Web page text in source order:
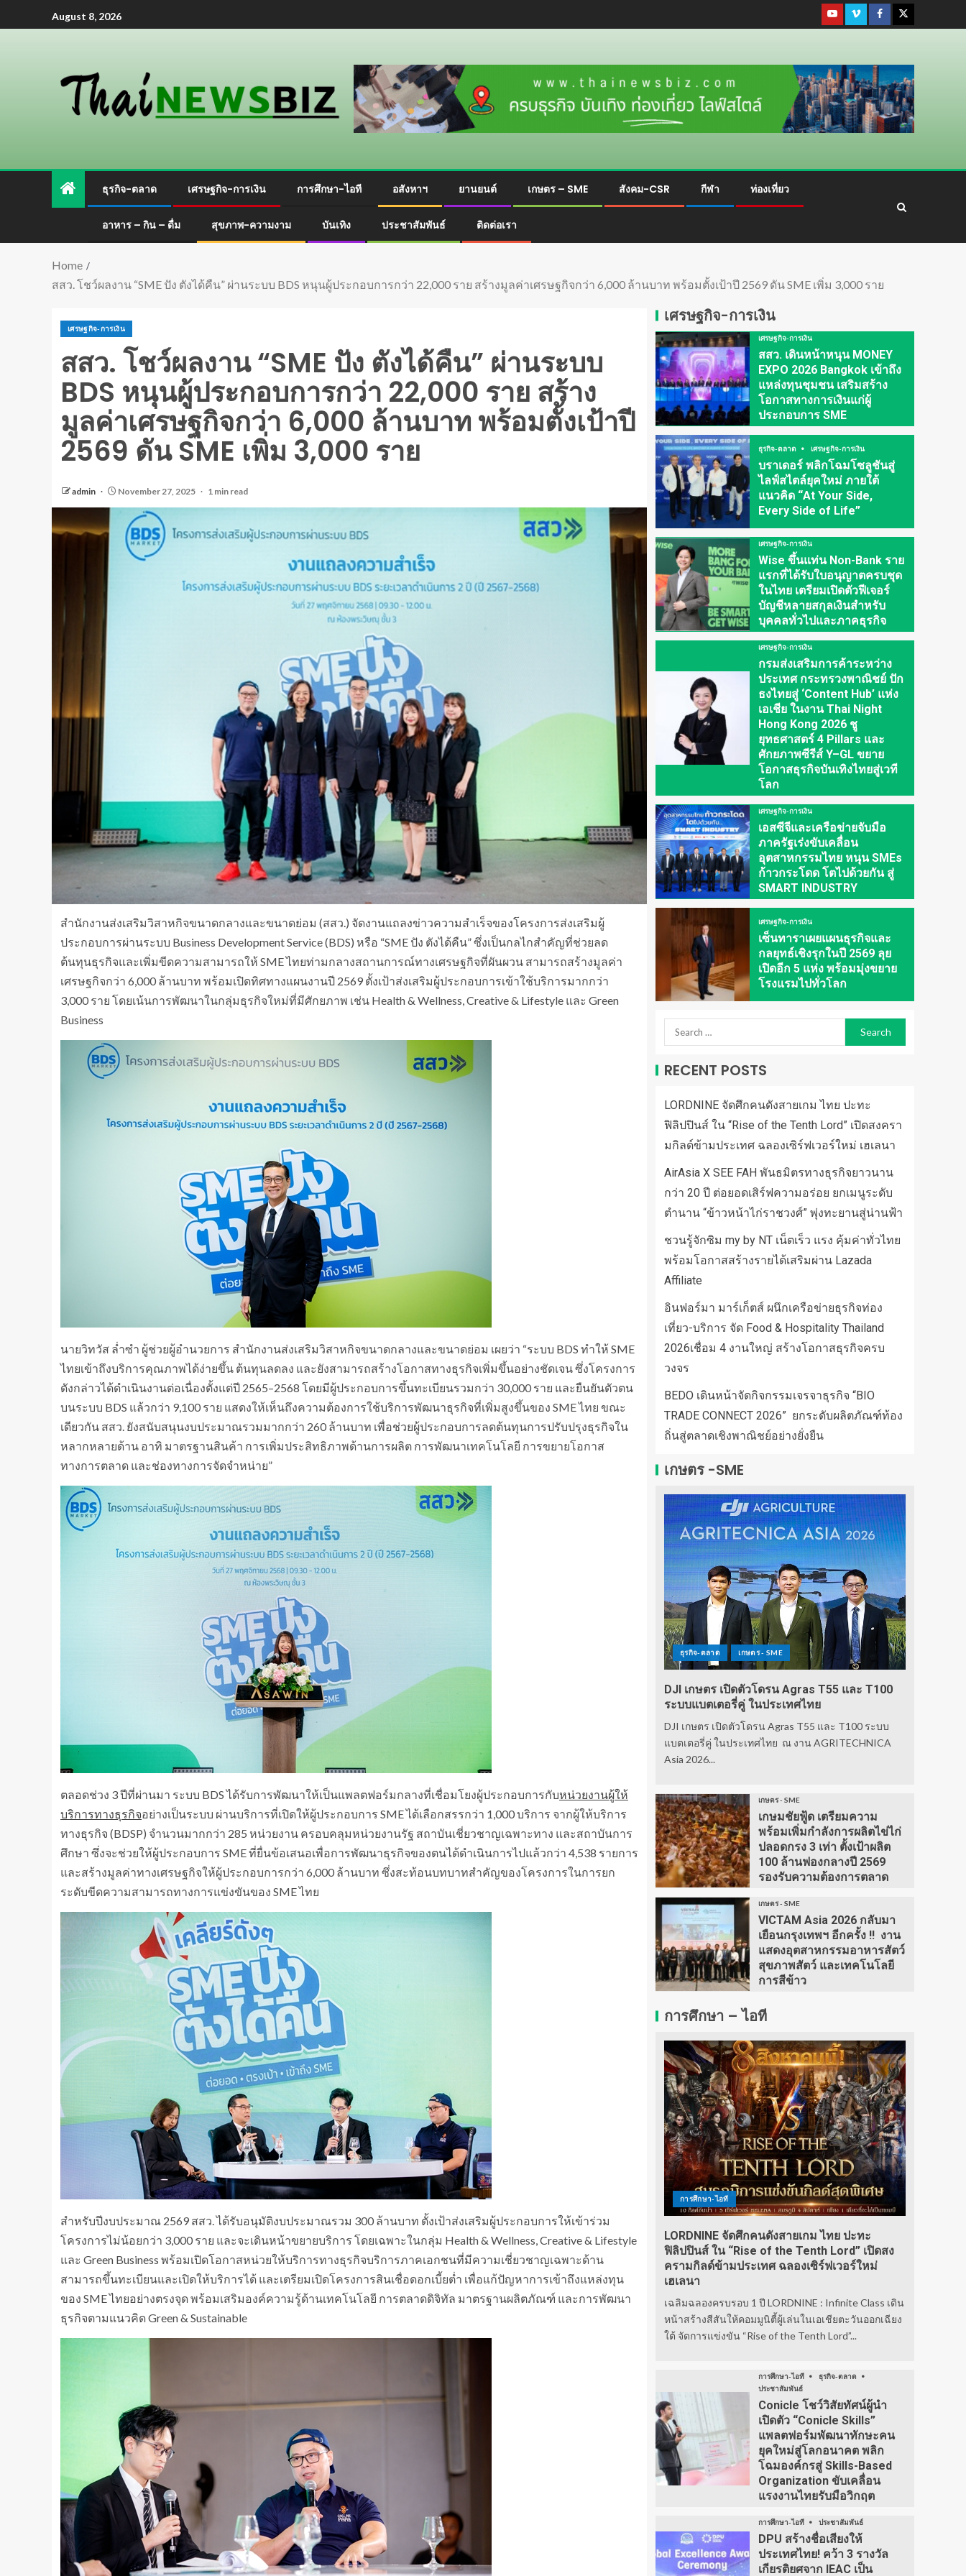
August 8, 2026
ธุรกิจ-ตลาด เศรษฐกิจ-การเงิน การศึกษา-ไอที อสังหาฯ ยานยนต์ เกษตร – SME สังคม-CSR กีฬา ท่องเที่ยว
อาหาร – กิน – ดื่ม สุขภาพ-ความงาม บันเทิง ประชาสัมพันธ์ ติดต่อเรา
Home
สสว. โชว์ผลงาน “SME ปัง ตังได้คืน” ผ่านระบบ BDS หนุนผู้ประกอบการกว่า 22,000 ราย สร้างมูลค่าเศรษฐกิจกว่า 6,000 ล้านบาท พร้อมตั้งเป้าปี 2569 ดัน SME เพิ่ม 3,000 ราย
เศรษฐกิจ-การเงิน
สสว. โชว์ผลงาน “SME ปัง ตังได้คืน” ผ่านระบบ
BDS หนุนผู้ประกอบการกว่า 22,000 ราย สร้าง
มูลค่าเศรษฐกิจกว่า 6,000 ล้านบาท พร้อมตั้งเป้าปี
2569 ดัน SME เพิ่ม 3,000 ราย
admin November 27, 2025 1 min read
สำนักงานส่งเสริมวิสาหกิจขนาดกลางและขนาดย่อม (สสว.) จัดงานแถลงข่าวความสำเร็จของโครงการส่งเสริมผู้
ประกอบการผ่านระบบ Business Development Service (BDS) หรือ “SME ปัง ตังได้คืน” ซึ่งเป็นกลไกสำคัญที่ช่วยลด
ต้นทุนธุรกิจและเพิ่มขีดความสามารถให้ SME ไทยท่ามกลางสถานการณ์ทางเศรษฐกิจที่ผันผวน สามารถสร้างมูลค่า
เศรษฐกิจกว่า 6,000 ล้านบาท พร้อมเปิดทิศทางแผนงานปี 2569 ตั้งเป้าส่งเสริมผู้ประกอบการเข้าใช้บริการมากกว่า
3,000 ราย โดยเน้นการพัฒนาในกลุ่มธุรกิจใหม่ที่มีศักยภาพ เช่น Health & Wellness, Creative & Lifestyle และ Green
Business
นายวิทวัส ล่ำซำ ผู้ช่วยผู้อำนวยการ สำนักงานส่งเสริมวิสาหกิจขนาดกลางและขนาดย่อม เผยว่า “ระบบ BDS ทำให้ SME
ไทยเข้าถึงบริการคุณภาพได้ง่ายขึ้น ต้นทุนลดลง และยังสามารถสร้างโอกาสทางธุรกิจเพิ่มขึ้นอย่างชัดเจน ซึ่งโครงการ
ดังกล่าวได้ดำเนินงานต่อเนื่องตั้งแต่ปี 2565–2568 โดยมีผู้ประกอบการขึ้นทะเบียนรวมกว่า 30,000 ราย และยืนยันตัวตน
บนระบบ BDS แล้วกว่า 9,100 ราย แสดงให้เห็นถึงความต้องการใช้บริการพัฒนาธุรกิจที่เพิ่มสูงขึ้นของ SME ไทย ขณะ
เดียวกัน สสว. ยังสนับสนุนงบประมาณรวมมากกว่า 260 ล้านบาท เพื่อช่วยผู้ประกอบการลดต้นทุนการปรับปรุงธุรกิจใน
หลากหลายด้าน อาทิ มาตรฐานสินค้า การเพิ่มประสิทธิภาพด้านการผลิต การพัฒนาเทคโนโลยี การขยายโอกาส
ทางการตลาด และช่องทางการจัดจำหน่าย”
ตลอดช่วง 3 ปีที่ผ่านมา ระบบ BDS ได้รับการพัฒนาให้เป็นแพลตฟอร์มกลางที่เชื่อมโยงผู้ประกอบการกับหน่วยงานผู้ให้
บริการทางธุรกิจอย่างเป็นระบบ ผ่านบริการที่เปิดให้ผู้ประกอบการ SME ได้เลือกสรรกว่า 1,000 บริการ จากผู้ให้บริการ
ทางธุรกิจ (BDSP) จำนวนมากกว่า 285 หน่วยงาน ครอบคลุมหน่วยงานรัฐ สถาบันเชี่ยวชาญเฉพาะทาง และสถาบันการ
ศึกษา ซึ่งจะช่วยให้ผู้ประกอบการ SME ที่ยื่นข้อเสนอเพื่อการพัฒนาธุรกิจของตนได้ดำเนินการไปแล้วกว่า 4,538 รายการ
และสร้างมูลค่าทางเศรษฐกิจให้ผู้ประกอบการกว่า 6,000 ล้านบาท ซึ่งสะท้อนบทบาทสำคัญของโครงการในการยก
ระดับขีดความสามารถทางการแข่งขันของ SME ไทย
สำหรับปีงบประมาณ 2569 สสว. ได้รับอนุมัติงบประมาณรวม 300 ล้านบาท ตั้งเป้าส่งเสริมผู้ประกอบการให้เข้าร่วม
โครงการไม่น้อยกว่า 3,000 ราย และจะเดินหน้าขยายบริการ โดยเฉพาะในกลุ่ม Health & Wellness, Creative & Lifestyle
และ Green Business พร้อมเปิดโอกาสหน่วยให้บริการทางธุรกิจบริการภาคเอกชนที่มีความเชี่ยวชาญเฉพาะด้าน
สามารถขึ้นทะเบียนและเปิดให้บริการได้ และเตรียมเปิดโครงการสินเชื่อดอกเบี้ยต่ำ เพื่อแก้ปัญหาการเข้าถึงแหล่งทุน
ของ SME ไทยอย่างตรงจุด พร้อมเสริมองค์ความรู้ด้านเทคโนโลยี การตลาดดิจิทัล มาตรฐานผลิตภัณฑ์ และการพัฒนา
ธุรกิจตามแนวคิด Green & Sustainable
เศรษฐกิจ-การเงิน
เศรษฐกิจ-การเงิน
สสว. เดินหน้าหนุน MONEY
EXPO 2026 Bangkok เข้าถึง
แหล่งทุนชุมชน เสริมสร้าง
โอกาสทางการเงินแก่ผู้
ประกอบการ SME
ธุรกิจ-ตลาด เศรษฐกิจ-การเงิน
บราเดอร์ พลิกโฉมโซลูชันสู่
ไลฟ์สไตล์ยุคใหม่ ภายใต้
แนวคิด “At Your Side,
Every Side of Life”
เศรษฐกิจ-การเงิน
Wise ขึ้นแท่น Non-Bank ราย
แรกที่ได้รับใบอนุญาตครบชุด
ในไทย เตรียมเปิดตัวฟีเจอร์
บัญชีหลายสกุลเงินสำหรับ
บุคคลทั่วไปและภาคธุรกิจ
เศรษฐกิจ-การเงิน
กรมส่งเสริมการค้าระหว่าง
ประเทศ กระทรวงพาณิชย์ ปัก
ธงไทยสู่ ‘Content Hub’ แห่ง
เอเชีย ในงาน Thai Night
Hong Kong 2026 ชู
ยุทธศาสตร์ 4 Pillars และ
ศักยภาพซีรีส์ Y–GL ขยาย
โอกาสธุรกิจบันเทิงไทยสู่เวที
โลก
เศรษฐกิจ-การเงิน
เอสซีจีและเครือข่ายจับมือ
ภาครัฐเร่งขับเคลื่อน
อุตสาหกรรมไทย หนุน SMEs
ก้าวกระโดด โตไปด้วยกัน สู่
SMART INDUSTRY
เศรษฐกิจ-การเงิน
เซ็นทาราเผยแผนธุรกิจและ
กลยุทธ์เชิงรุกในปี 2569 ลุย
เปิดอีก 5 แห่ง พร้อมมุ่งขยาย
โรงแรมไปทั่วโลก
RECENT POSTS
LORDNINE จัดศึกคนดังสายเกม ไทย ปะทะ
ฟิลิปปินส์ ใน “Rise of the Tenth Lord” เปิดสงครา
มกิลด์ข้ามประเทศ ฉลองเซิร์ฟเวอร์ใหม่ เฮเลนา
AirAsia X SEE FAH พันธมิตรทางธุรกิจยาวนาน
กว่า 20 ปี ต่อยอดเสิร์ฟความอร่อย ยกเมนูระดับ
ตำนาน “ข้าวหน้าไก่ราชวงศ์” พุ่งทะยานสู่น่านฟ้า
ชวนรู้จักซิม my by NT เน็ตเร็ว แรง คุ้มค่าทั่วไทย
พร้อมโอกาสสร้างรายได้เสริมผ่าน Lazada
Affiliate
อินฟอร์มา มาร์เก็ตส์ ผนึกเครือข่ายธุรกิจท่อง
เที่ยว-บริการ จัด Food & Hospitality Thailand
2026เชื่อม 4 งานใหญ่ สร้างโอกาสธุรกิจครบ
วงจร
BEDO เดินหน้าจัดกิจกรรมเจรจาธุรกิจ “BIO
TRADE CONNECT 2026” ยกระดับผลิตภัณฑ์ท้อง
ถิ่นสู่ตลาดเชิงพาณิชย์อย่างยั่งยืน
เกษตร -SME
ธุรกิจ-ตลาด เกษตร - SME
DJI เกษตร เปิดตัวโดรน Agras T55 และ T100
ระบบแบตเตอรี่คู่ ในประเทศไทย
DJI เกษตร เปิดตัวโดรน Agras T55 และ T100 ระบบ
แบตเตอรี่คู่ ในประเทศไทย ณ งาน AGRITECHNICA
Asia 2026...
เกษตร - SME
เกษมชัยฟู้ด เตรียมความ
พร้อมเพิ่มกำลังการผลิตไข่ไก่
ปลอดกรง 3 เท่า ตั้งเป้าผลิต
100 ล้านฟองกลางปี 2569
รองรับความต้องการตลาด
เกษตร - SME
VICTAM Asia 2026 กลับมา
เยือนกรุงเทพฯ อีกครั้ง !! งาน
แสดงอุตสาหกรรมอาหารสัตว์
สุขภาพสัตว์ และเทคโนโลยี
การสีข้าว
การศึกษา – ไอที
การศึกษา-ไอที
LORDNINE จัดศึกคนดังสายเกม ไทย ปะทะ
ฟิลิปปินส์ ใน “Rise of the Tenth Lord” เปิดสง
ครามกิลด์ข้ามประเทศ ฉลองเซิร์ฟเวอร์ใหม่
เฮเลนา
เฉลิมฉลองครบรอบ 1 ปี LORDNINE : Infinite Class เดิน
หน้าสร้างสีสันให้คอมมูนิตี้ผู้เล่นในเอเชียตะวันออกเฉียง
ใต้ จัดการแข่งขัน “Rise of the Tenth Lord”...
การศึกษา-ไอที
ธุรกิจ-ตลาด
ประชาสัมพันธ์
Conicle โชว์วิสัยทัศน์ผู้นำ
เปิดตัว “Conicle Skills”
แพลตฟอร์มพัฒนาทักษะคน
ยุคใหม่สู่โลกอนาคต พลิก
โฉมองค์กรสู่ Skills-Based
Organization ขับเคลื่อน
แรงงานไทยรับมือวิกฤต
การศึกษา-ไอที ประชาสัมพันธ์
DPU สร้างชื่อเสียงให้
ประเทศไทย! คว้า 3 รางวัล
เกียรติยศจาก IEAC เป็น